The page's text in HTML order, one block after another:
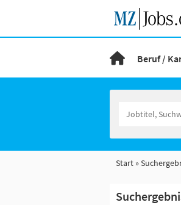
Beruf /
Start